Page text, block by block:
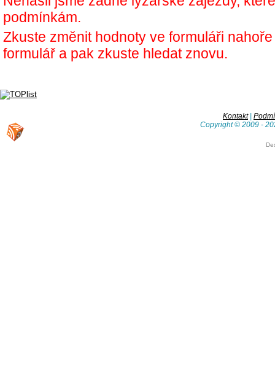
podmínkám.
Zkuste změnit hodnoty ve formuláři
formulář a pak zkuste hledat znovu.
Kontakt|
Copyright © 2009 -